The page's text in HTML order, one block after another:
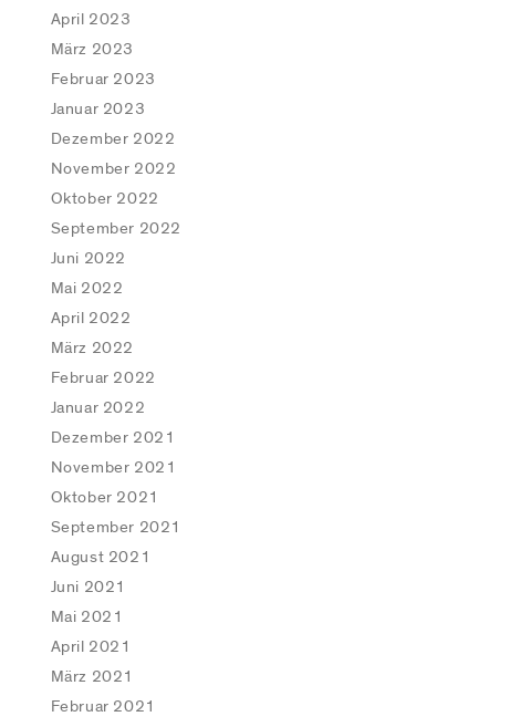
April 2023
März 2023
Februar 2023
Januar 2023
Dezember 2022
November 2022
Oktober 2022
September 2022
Juni 2022
Mai 2022
April 2022
März 2022
Februar 2022
Januar 2022
Dezember 2021
November 2021
Oktober 2021
September 2021
August 2021
Juni 2021
Mai 2021
April 2021
März 2021
Februar 2021